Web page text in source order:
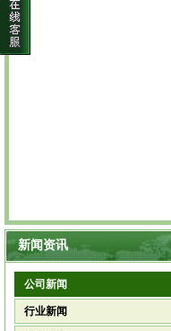
新闻资讯
公司新闻
行业新闻